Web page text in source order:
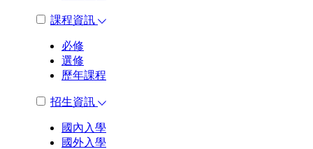
課程資訊
必修
選修
歷年課程
招生資訊
國內入學
國外入學